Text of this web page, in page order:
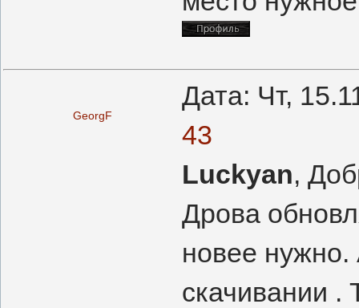
GeorgF
Дата: Чт,
43
Luckyan,
Дрова
новее нужно.
скачивании .